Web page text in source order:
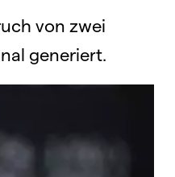
von zwei
generiert.